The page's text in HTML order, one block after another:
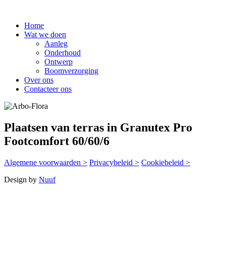
Home
Wat we doen
Aanleg
Onderhoud
Ontwerp
Boomverzorging
Over ons
Contacteer ons
Plaatsen van terras in Granutex Pro
Footcomfort 60/60/6
Algemene voorwaarden > Privacybeleid > Cookiebeleid >
Design by Nuuf